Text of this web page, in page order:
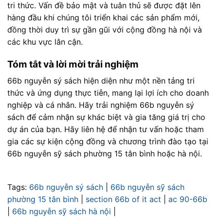
tri thức. Vấn đề bảo mật và tuân thủ sẽ được đặt lên
hàng đầu khi chúng tôi triển khai các sản phẩm mới,
đồng thời duy trì sự gần gũi với cộng đồng hà nội và
các khu vực lân cận.
Tóm tắt và lời mời trải nghiệm
66b nguyễn sý sách hiện diện như một nền tảng tri
thức và ứng dụng thực tiễn, mang lại lợi ích cho doanh
nghiệp và cá nhân. Hãy trải nghiệm 66b nguyễn sý
sách để cảm nhận sự khác biệt và gia tăng giá trị cho
dự án của bạn. Hãy liên hệ để nhận tư vấn hoặc tham
gia các sự kiện cộng đồng và chương trình đào tạo tại
66b nguyễn sỹ sách phường 15 tân bình hoặc hà nội.
Tags: 66b nguyễn sý sách
66b nguyễn sỹ sách
phường 15 tân bình
section 66b of it act
ac 90-66b
66b nguyễn sỹ sách hà nội